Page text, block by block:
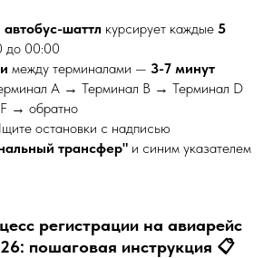
шаттл курсирует каждые 5
до 00:00
между терминалами — 3-7 минут
А → Терминал В → Терминал D
→ обратно
остановки с надписью
трансфер" и синим указателем
регистрации на авиарейс
пошаговая инструкция 📋